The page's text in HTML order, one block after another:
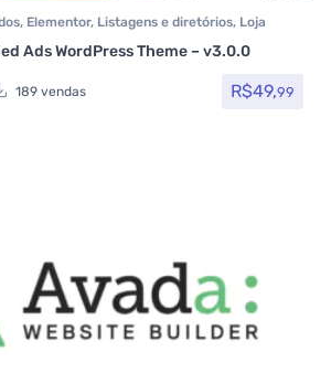
, Elementor, Listagens e diretórios, Loja
Temas Themeforest Todos os itens
Ads WordPress Theme – v3.0.0
189 vendas R$49,99